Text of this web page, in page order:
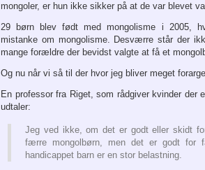
mongoler, er hun ikke sikker på at de var blevet
29 børn blev født med mongolisme i 2005,
mistanke om mongolisme. Desværre står der
mange forældre der bevidst valgte at få et
Og nu når vi så til der hvor jeg bliver meget
En professor fra Riget, som rådgiver kvinder der
udtaler:
Jeg ved ikke, om det er godt eller skidt
færre mongolbørn, men det er godt for
handicappet barn er en stor belastning.